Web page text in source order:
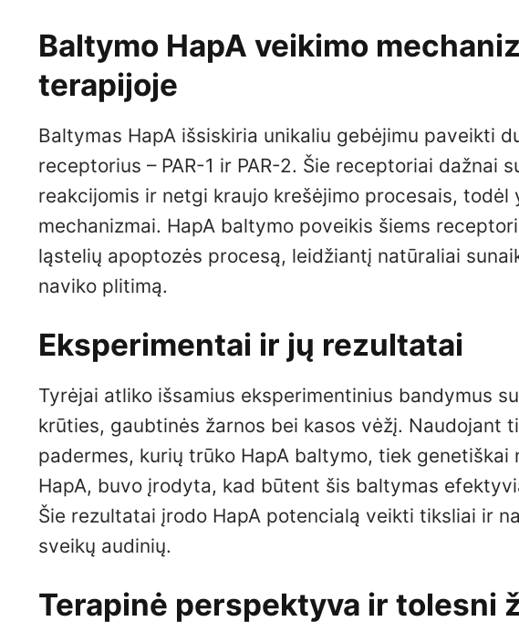
Baltymo HapA veikimo
terapijoje
Baltymas HapA išsiskiria unikaliu gebėjimu paveikti
receptorius – PAR-1 ir PAR-2. Šie receptoriai dažnai
reakcijomis ir netgi kraujo krešėjimo procesais,
mechanizmai. HapA baltymo poveikis šiems
ląstelių apoptozės procesą, leidžiantį natūraliai
naviko plitimą.
Eksperimentai ir jų rezultatai
Tyrėjai atliko išsamius eksperimentinius bandymus
krūties, gaubtinės žarnos bei kasos vėžį. Naudojant
padermes, kurių trūko HapA baltymo, tiek
HapA, buvo įrodyta, kad būtent šis baltymas
Šie rezultatai įrodo HapA potencialą veikti tiksliai ir
sveikų audinių.
Terapinė perspektyva ir tolesni